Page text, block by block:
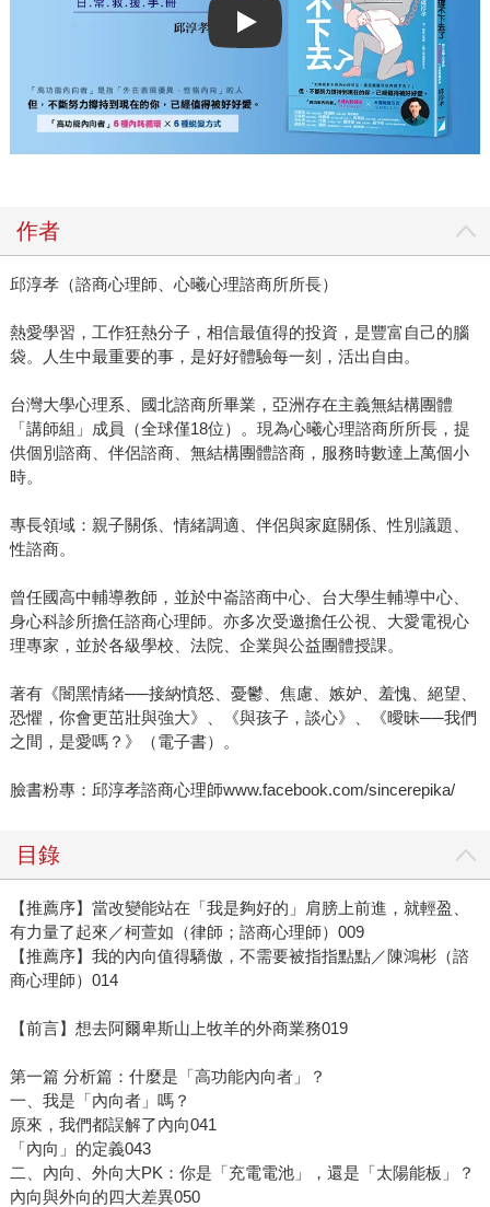
Play video
作者
邱淳孝（諮商心理師、心曦心理諮商所所長）
熱愛學習，工作狂熱分子，相信最值得的投資，是豐富自己的腦
袋。人生中最重要的事，是好好體驗每一刻，活出自由。
台灣大學心理系、國北諮商所畢業，亞洲存在主義無結構團體
「講師組」成員（全球僅18位）。現為心曦心理諮商所所長，提
供個別諮商、伴侶諮商、無結構團體諮商，服務時數達上萬個小
時。
專長領域：親子關係、情緒調適、伴侶與家庭關係、性別議題、
性諮商。
曾任國高中輔導教師，並於中崙諮商中心、台大學生輔導中心、
身心科診所擔任諮商心理師。亦多次受邀擔任公視、大愛電視心
理專家，並於各級學校、法院、企業與公益團體授課。
著有《闇黑情緒──接納憤怒、憂鬱、焦慮、嫉妒、羞愧、絕望、
恐懼，你會更茁壯與強大》、《與孩子，談心》、《曖昧──我們
之間，是愛嗎？》（電子書）。
臉書粉專：邱淳孝諮商心理師www.facebook.com/sincerepika/
目錄
【推薦序】當改變能站在「我是夠好的」肩膀上前進，就輕盈、
有力量了起來／柯萱如（律師；諮商心理師）009
【推薦序】我的內向值得驕傲，不需要被指指點點／陳鴻彬（諮
商心理師）014
【前言】想去阿爾卑斯山上牧羊的外商業務019
第一篇 分析篇：什麼是「高功能內向者」？
一、我是「內向者」嗎？
原來，我們都誤解了內向041
「內向」的定義043
二、內向、外向大PK：你是「充電電池」，還是「太陽能板」？
內向與外向的四大差異050